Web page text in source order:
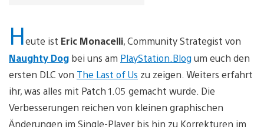
Heute ist Eric Monacelli, Community Strategist von
Naughty Dog bei uns am PlayStation.Blog um euch den
ersten DLC von The Last of Us zu zeigen. Weiters erfahrt
ihr, was alles mit Patch 1.05 gemacht wurde. Die
Verbesserungen reichen von kleinen graphischen
Änderungen im Single-Player bis hin zu Korrekturen im